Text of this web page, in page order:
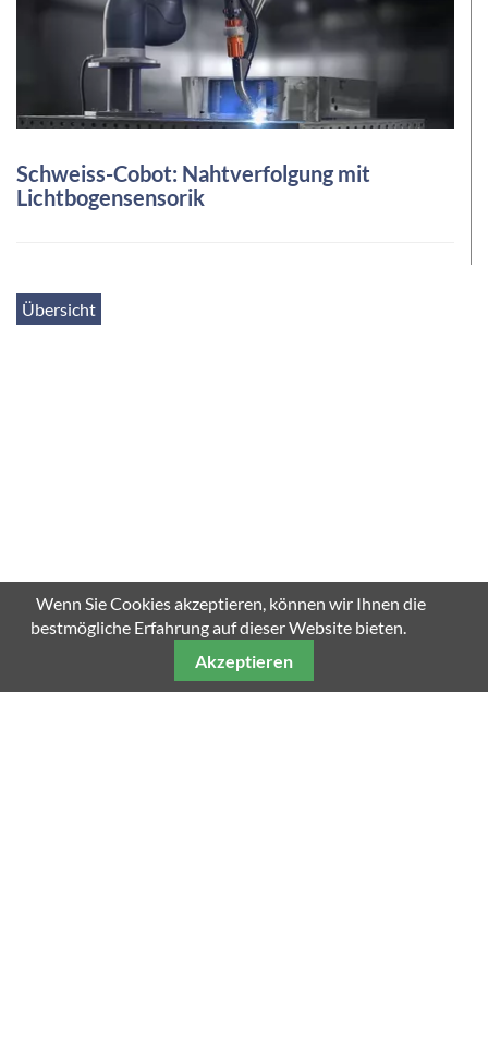
Schweiss-Cobot: Nahtverfolgung mit
Lichtbogensensorik
Übersicht
Wenn Sie Cookies akzeptieren, können wir Ihnen die
bestmögliche Erfahrung auf dieser Website bieten.
Akzeptieren